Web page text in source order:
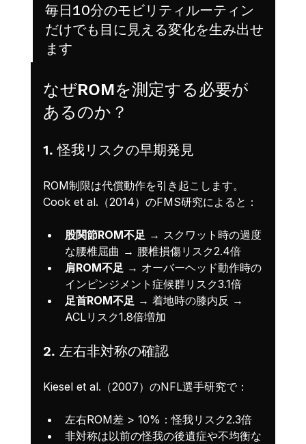
毎日10分のモビリティルーティン
だけでも目に見える変化を生み出せ
ます
なぜROMを測定する必要が
あるのか？
1. 怪我リスクの早期発見
ROM制限は代償動作を引き起こします。
Cook et al.（2014）のFMS研究によると：
股関節ROM不足 → スクワット時の過度
な腰椎屈曲 → 腰椎損傷リスク2.4倍
肩ROM不足 → オーバーヘッド動作時の
インピンジメント症候群リスク3.1倍
足首ROM不足 → 着地時の膝内反 →
ACLリスク1.8倍増加
2. 左右非対称の確認
Kiesel et al.（2007）のNFL選手研究で：
左右ROM差 > 10%：怪我リスク2.3倍
非対称は以前の怪我の後遺症や不均衡な